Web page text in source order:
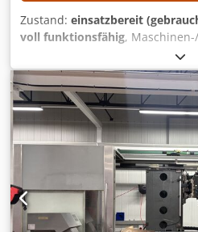
Zustand: einsatzbereit
voll funktionsfähig,
,
Hubhöhe:4.700 mm, Freihub:
Bauhöhe:2.132 mm, Kein
Verkauf zum höchsten Gebot!
Freihub: 1.490 mm Hubhöhe:
Rock Bauhöhe: 2.132 mm
Triplex Batteriespannung: 48 V
Batteriebaujahr: 2015
Gabelträger Betriebsstunden:
Triplex-Hubmast mit Freihub 3./
Gabelträger Ladegerät Externe